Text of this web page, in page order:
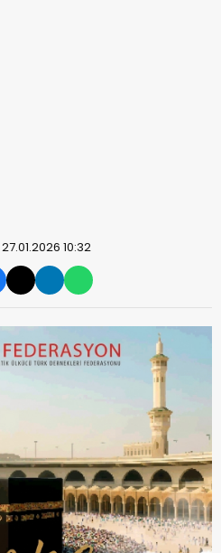
27.01.2026 10:32